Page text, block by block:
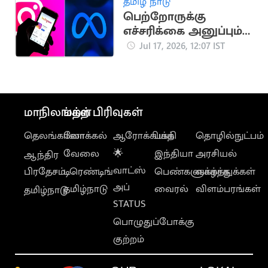
பெற்றோருக்கு
எச்சரிக்கை அனுப்பும்
இன்ஸ்டாகிராம் புதிய
Jul 17, 2026, 12:07 IST
மாநிலங்கள்
தெலங்கானா
ஆந்திர
பிரதேசம்
தமிழ்நாடு
மற்ற பிரிவுகள்
லோக்கல்
வேலை
டிரெண்டிங்
தமிழ்நாடு
ஆரோக்கியம்
🌟
வாட்ஸ்
அப்
STATUS
பொழுதுப்போக்கு
குற்றம்
பக்தி
இந்தியா
பெண்களுக்காக
வைரல்
தொழில்நுட்பம்
அரசியல்
வாழ்த்துக்கள்
விளம்பரங்கள்